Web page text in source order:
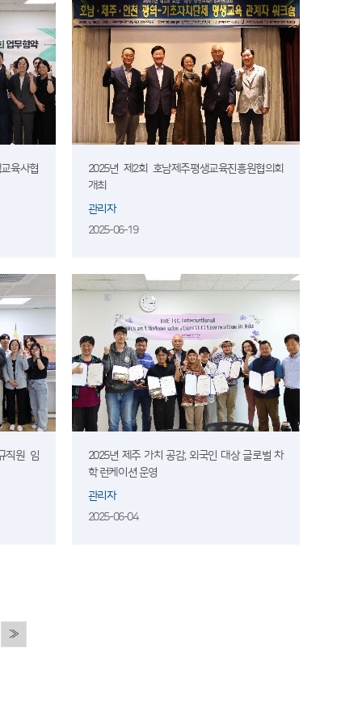
육사협
2025년 제2회 호남제주평생교육진흥원협의회
개최
관리자
2025-06-19
직원 임
2025년 제주 가치 공감, 외국인 대상 글로벌 차
학 런케이션 운영
관리자
2025-06-04
»